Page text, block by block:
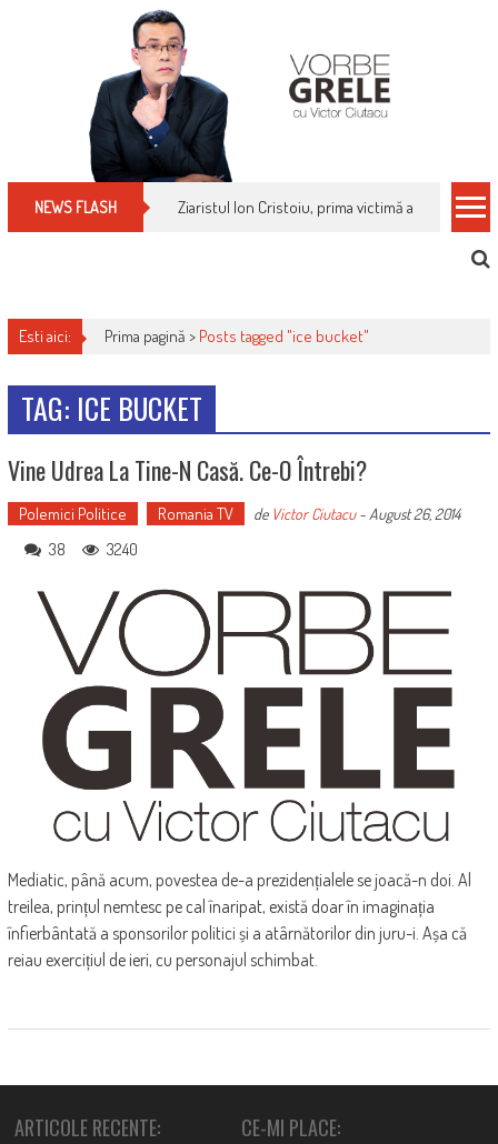
NEWS FLASH Ziaristul Ion Cristoiu, prima victimă a noi
Esti aici: Prima pagină > Posts tagged "ice bucket"
TAG: ICE BUCKET
Vine Udrea La Tine-N Casă. Ce-O Întrebi?
Polemici Politice Romania TV de Victor Ciutacu-August 26, 2014
38 3240
Mediatic, până acum, povestea de-a prezidențialele se joacă-n doi. Al
treilea, prințul nemtesc pe cal înaripat, există doar în imaginația
înfierbântată a sponsorilor politici și a atârnătorilor din juru-i. Așa că
reiau exercițiul de ieri, cu personajul schimbat.
ARTICOLE RECENTE: CE-MI PLACE: